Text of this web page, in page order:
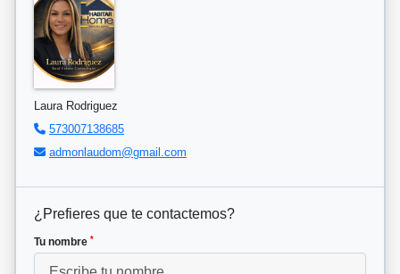
Laura Rodriguez
573007138685
admonlaudom@gmail.com
¿Prefieres que te contactemos?
Tu nombre *